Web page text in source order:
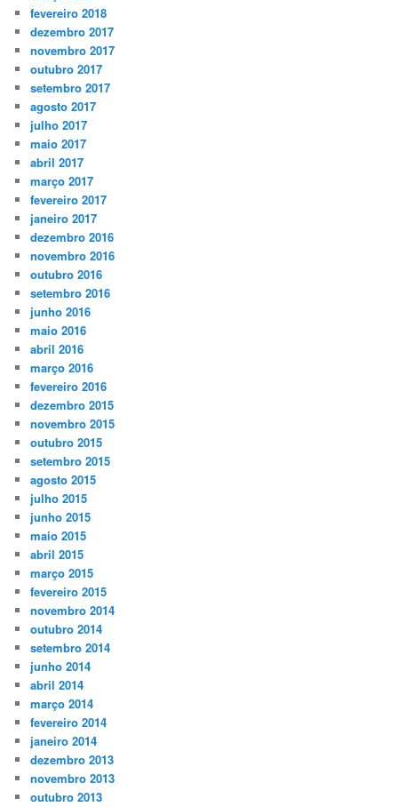
fevereiro 2018
dezembro 2017
novembro 2017
outubro 2017
setembro 2017
agosto 2017
julho 2017
maio 2017
abril 2017
março 2017
fevereiro 2017
janeiro 2017
dezembro 2016
novembro 2016
outubro 2016
setembro 2016
junho 2016
maio 2016
abril 2016
março 2016
fevereiro 2016
dezembro 2015
novembro 2015
outubro 2015
setembro 2015
agosto 2015
julho 2015
junho 2015
maio 2015
abril 2015
março 2015
fevereiro 2015
novembro 2014
outubro 2014
setembro 2014
junho 2014
abril 2014
março 2014
fevereiro 2014
janeiro 2014
dezembro 2013
novembro 2013
outubro 2013